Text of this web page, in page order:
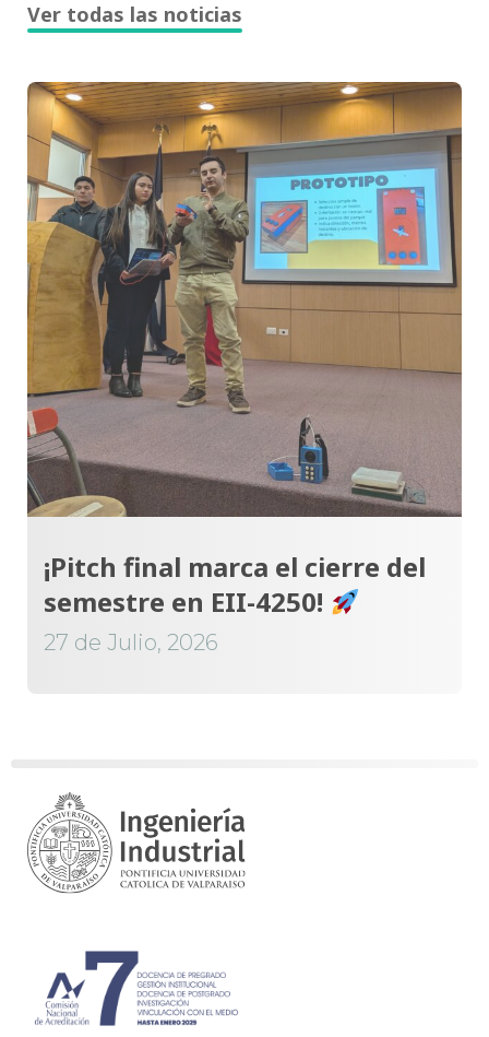
Ver todas las noticias
¡Pitch final marca el cierre del
semestre en EII-4250!
27 de Julio, 2026